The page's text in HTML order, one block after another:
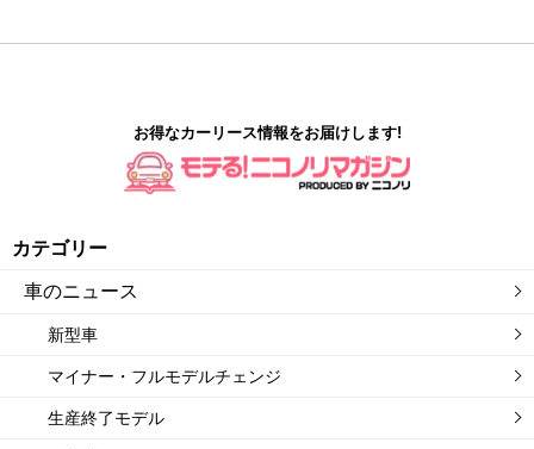
お得なカーリース情報をお届けします!
カテゴリー
車のニュース
新型車
マイナー・フルモデルチェンジ
生産終了モデル